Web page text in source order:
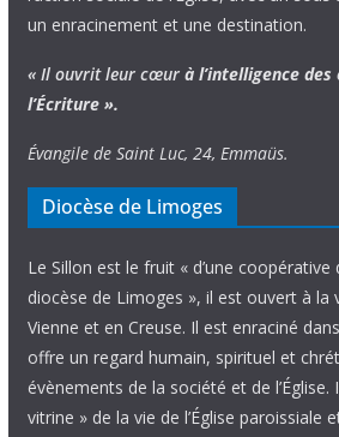
un enracinement et une destination.
« Il ouvrit leur cœur à l’intelligence des
l’Écriture ».
Évangile de Saint Luc, 24, Emmaüs.
Diocèse de Limoges
Le Sillon est le fruit « d’une coopérative
diocèse de Limoges », il est ouvert à la
Vienne et en Creuse. Il est enraciné
offre un regard humain, spirituel et
évènements de la société et de
vitrine » de la vie de l’Église paroissiale